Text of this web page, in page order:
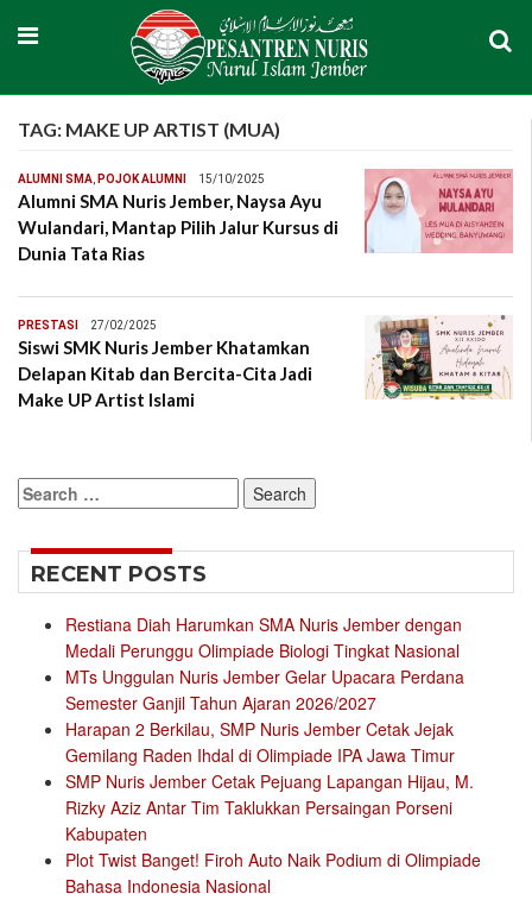
TAG: MAKE UP ARTIST (MUA)
ALUMNI SMA, POJOK ALUMNI 15/10/2025
Alumni SMA Nuris Jember, Naysa Ayu
Wulandari, Mantap Pilih Jalur Kursus di
Dunia Tata Rias
PRESTASI 27/02/2025
Siswi SMK Nuris Jember Khatamkan
Delapan Kitab dan Bercita-Cita Jadi
Make UP Artist Islami
Search
for:
RECENT POSTS
Restiana Diah Harumkan SMA Nuris Jember dengan
Medali Perunggu Olimpiade Biologi Tingkat Nasional
MTs Unggulan Nuris Jember Gelar Upacara Perdana
Semester Ganjil Tahun Ajaran 2026/2027
Harapan 2 Berkilau, SMP Nuris Jember Cetak Jejak
Gemilang Raden Ihdal di Olimpiade IPA Jawa Timur
SMP Nuris Jember Cetak Pejuang Lapangan Hijau, M.
Rizky Aziz Antar Tim Taklukkan Persaingan Porseni
Kabupaten
Plot Twist Banget! Firoh Auto Naik Podium di Olimpiade
Bahasa Indonesia Nasional